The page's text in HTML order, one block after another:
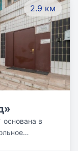
люди,
2.9 км
в